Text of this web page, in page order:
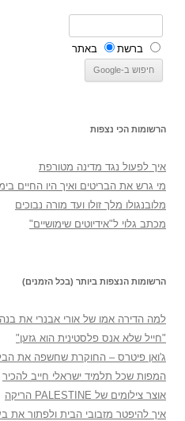
ברשת באתר
הרשומות הכי נצפות
איך לפעול נגד מדינה מטורפת
מי גרש את הבריטים ואיך היו החיים
מלובנגולו מלך זולו ועד מורה נבוכים
מכתב גלוי ל"אידיוטים שימושיים"
הרשומות הנצפות ביותר (בכל הזמנים)
למה הדירה אמו של אורי אבנרי את
"חייל שלא אנס פלסטינית הוא גזען"
ג'ואן פיטרס – החוקרת שחשפה את
המפות שכל תלמיד ישראלי חייב להכיר
אוצר צילומים של PALESTINE הריקה
איך להיפטר מזבובי הבית ולפתור את